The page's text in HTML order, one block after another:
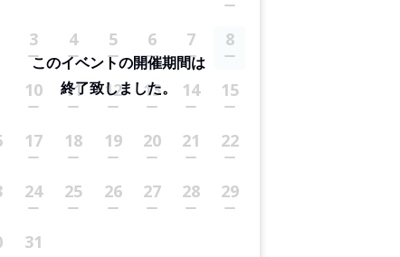
3 4 5 6 7 8
10 11 12 13 14 15
17 18 19 20 21 22
24 25 26 27 28 29
31
このイベントの開催期間は
終了致しました。